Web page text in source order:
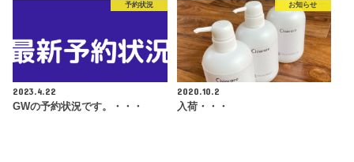
予約状況
2023.4.22
GWの予約状況です。・・・
お知らせ
2020.10.2
入荷・・・